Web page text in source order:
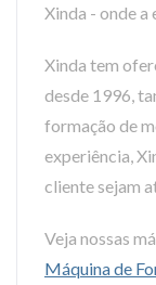
Xinda - onde a
Xinda tem
desde 1996,
formação de
experiência,
cliente sejam
Veja nossas
Máquina de